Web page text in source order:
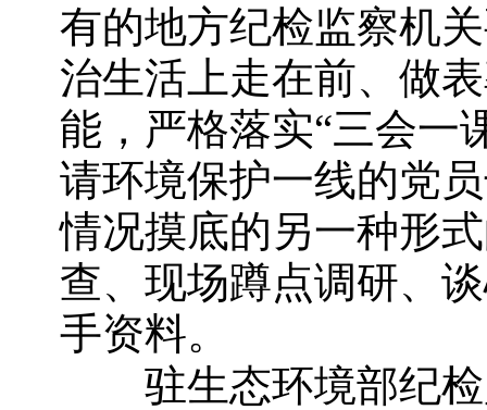
有的地方纪检监察机
治生活上走在前、做
能，严格落实“三会一
请环境保护一线的党
情况摸底的另一种形
查、现场蹲点调研、
手资料。
驻生态环境部纪检